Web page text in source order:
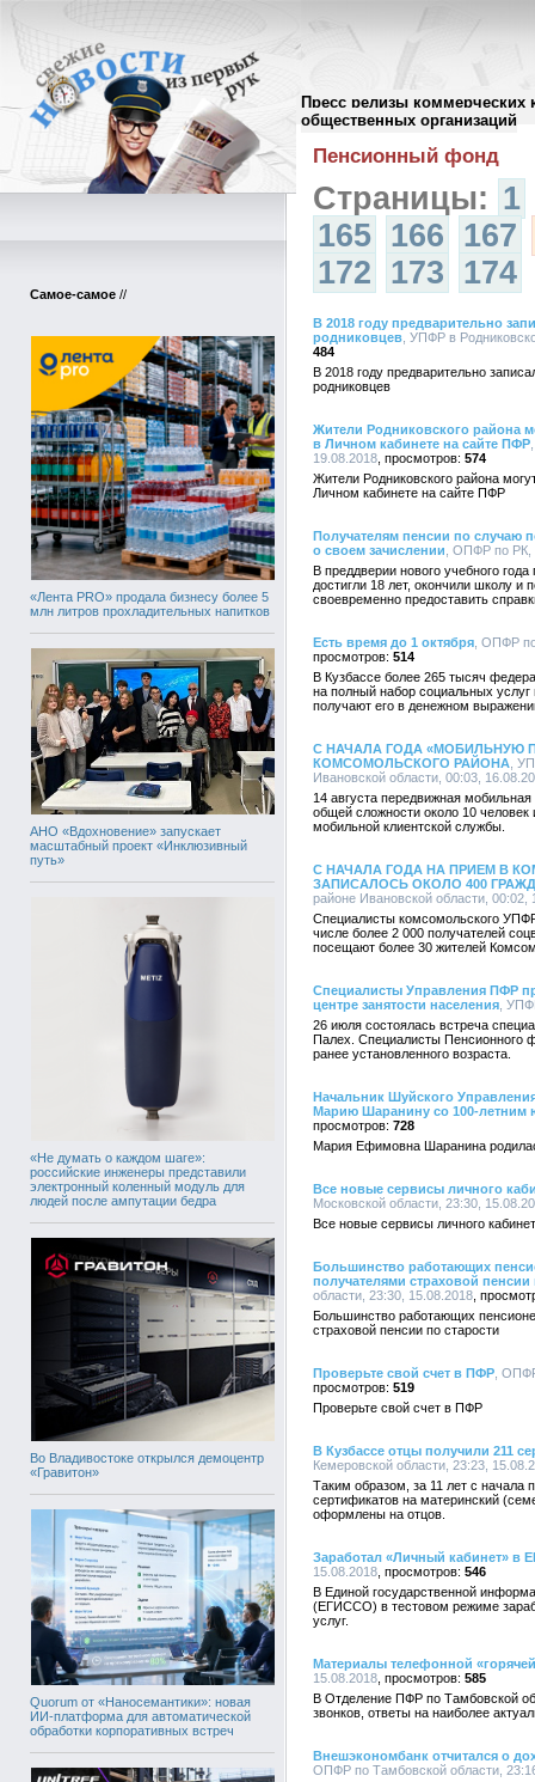
Пресс релизы коммерческих
общественных организаций
Самое-самое //
«Лента PRO» продала бизнесу более 5
млн литров прохладительных напитков
АНО «Вдохновение» запускает
масштабный проект «Инклюзивный
путь»
«Не думать о каждом шаге»:
российские инженеры представили
электронный коленный модуль для
людей после ампутации бедра
Во Владивостоке открылся демоцентр
«Гравитон»
Quorum от «Наносемантики»: новая
ИИ-платформа для автоматической
обработки корпоративных встреч
Архив пресс-релизов//
Пенсионный фонд
Страницы: 1
165 166 167
172 173 174
В 2018 году предварительно
родниковцев , УПФР в
484
В 2018 году предварительно
родниковцев
Жители Родниковского района
в Личном кабинете на сайте ПФР
19.08.2018
574
Жители Родниковского района
Личном кабинете на сайте ПФР
Получателям пенсии по случаю
о своем зачислении , ОПФР по РК,
В преддверии нового учебного
достигли 18 лет, окончили школу и
своевременно предоставить
Есть время до 1 октября , ОПФР
514
В Кузбассе более 265 тысяч
на полный набор социальных услуг
получают его в денежном
С НАЧАЛА ГОДА «МОБИЛЬНУЮ
КОМСОМОЛЬСКОГО РАЙОНА ,
Ивановской области, 00:03,
14 августа передвижная
общей сложности около 10
мобильной клиентской службы.
С НАЧАЛА ГОДА НА ПРИЕМ В
ЗАПИСАЛОСЬ ОКОЛО 400
районе Ивановской области, 00:02,
Специалисты комсомольского
числе более 2 000 получателей
посещают более 30 жителей
Специалисты Управления ПФР
центре занятости населения ,
26 июля состоялась встреча
Палех. Специалисты Пенсионного
ранее установленного возраста.
Начальник Шуйского
Марию Шаранину со 100-летним
728
Мария Ефимовна Шаранина
Все новые сервисы личного
Московской области, 23:30,
Все новые сервисы личного
Большинство работающих
получателями страховой пенсии
области, 23:30, 15.08.2018
Большинство работающих
страховой пенсии по старости
Проверьте свой счет в ПФР ,
519
Проверьте свой счет в ПФР
В Кузбассе отцы получили 211
Кемеровской области, 23:23,
Таким образом, за 11 лет с начала
сертификатов на материнский
оформлены на отцов.
Заработал «Личный кабинет» в
15.08.2018
546
В Единой государственной
(ЕГИССО) в тестовом режиме
услуг.
Материалы телефонной
15.08.2018
585
В Отделение ПФР по Тамбовской
звонков, ответы на наиболее
Внешэкономбанк отчитался о
ОПФР по Тамбовской области,